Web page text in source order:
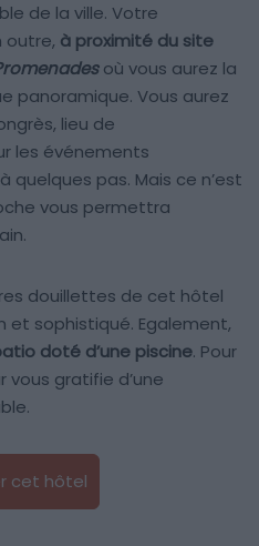
de la ville. Votre
outre, à proximité du site
où vous aurez la
panoramique. Vous aurez
lieu de
les événements
quelques pas. Mais ce n’est
vous permettra
douillettes de cet hôtel
et sophistiqué. Egalement,
doté d’une piscine. Pour
vous gratifie d’une
cet hôtel